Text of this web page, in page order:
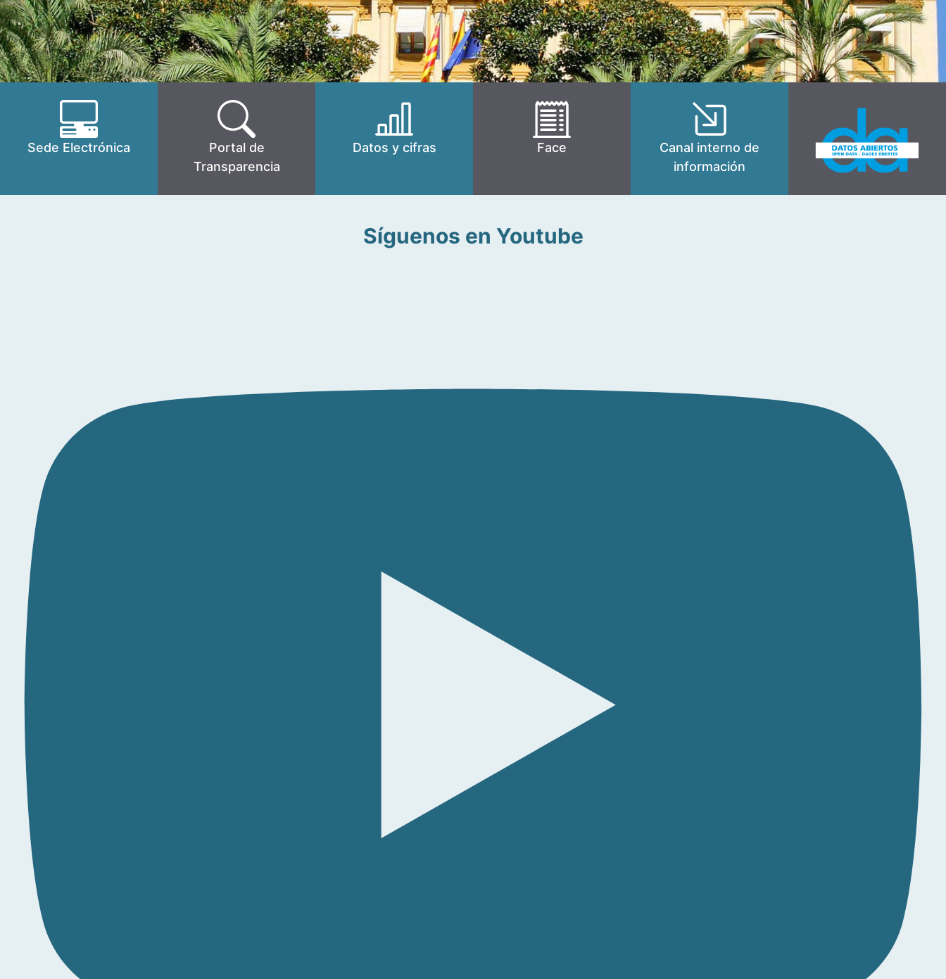
Sede Electrónica
Portal de
Transparencia
Datos y cifras Face
Canal interno de
información
Síguenos en Youtube